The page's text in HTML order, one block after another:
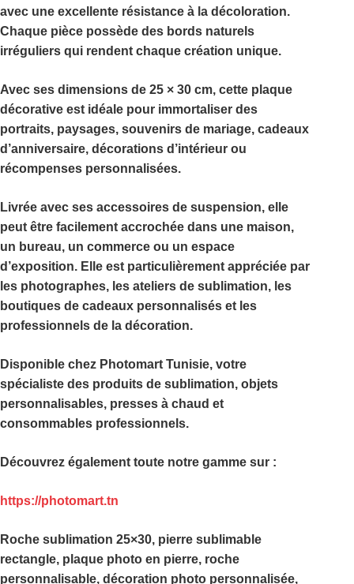
avec une excellente résistance à la décoloration.
Chaque pièce possède des bords naturels
irréguliers qui rendent chaque création unique.
Avec ses dimensions de 25 × 30 cm, cette plaque
décorative est idéale pour immortaliser des
portraits, paysages, souvenirs de mariage, cadeaux
d’anniversaire, décorations d’intérieur ou
récompenses personnalisées.
Livrée avec ses accessoires de suspension, elle
peut être facilement accrochée dans une maison,
un bureau, un commerce ou un espace
d’exposition. Elle est particulièrement appréciée par
les photographes, les ateliers de sublimation, les
boutiques de cadeaux personnalisés et les
professionnels de la décoration.
Disponible chez Photomart Tunisie, votre
spécialiste des produits de sublimation, objets
personnalisables, presses à chaud et
consommables professionnels.
Découvrez également toute notre gamme sur :
https://photomart.tn
Roche sublimation 25×30, pierre sublimable
rectangle, plaque photo en pierre, roche
personnalisable, décoration photo personnalisée,